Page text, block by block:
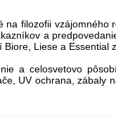
na filozofii vzájomného
a
Liese a Essential
a celosvetovo
UV ochrana, zábaly